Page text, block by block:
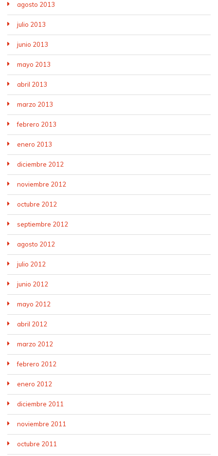
agosto 2013
julio 2013
junio 2013
mayo 2013
abril 2013
marzo 2013
febrero 2013
enero 2013
diciembre 2012
noviembre 2012
octubre 2012
septiembre 2012
agosto 2012
julio 2012
junio 2012
mayo 2012
abril 2012
marzo 2012
febrero 2012
enero 2012
diciembre 2011
noviembre 2011
octubre 2011